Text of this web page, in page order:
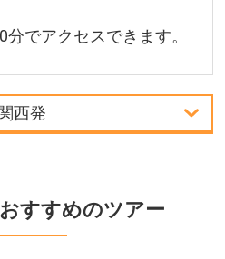
でアクセスできます。
関西発
関西発
宿泊施設
すすめのツアー